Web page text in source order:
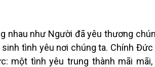
nhau như Người đã yêu thương
tình yêu nơi chúng ta. Chính Đức
một tình yêu trung thành mãi mãi,